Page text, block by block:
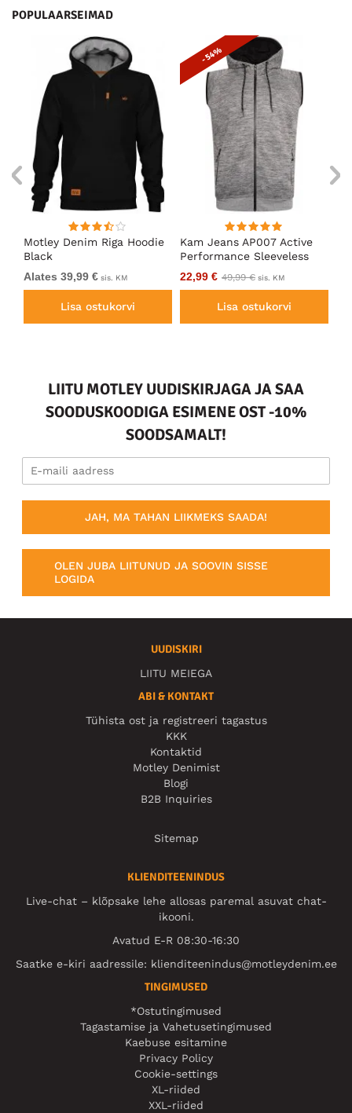
POPULAARSEIMAD
Motley Denim Riga Hoodie
Black
Alates 39,99 € sis. KM
Lisa ostukorvi
Kam Jeans AP007 Active
Performance Sleeveless
Hoody Grey
- 54%
22,99 € 49,99 € sis. KM
Lisa ostukorvi
LIITU MOTLEY UUDISKIRJAGA JA SAA
SOODUSKOODIGA ESIMENE OST -10%
SOODSAMALT!
JAH, MA TAHAN LIIKMEKS SAADA!
OLEN JUBA LIITUNUD JA SOOVIN SISSE
LOGIDA
UUDISKIRI
LIITU MEIEGA
ABI & KONTAKT
Tühista ost ja registreeri tagastus
KKK
Kontaktid
Motley Denimist
Blogi
B2B Inquiries
Sitemap
KLIENDITEENINDUS
Live-chat – klõpsake lehe allosas paremal asuvat chat-
ikooni.
Avatud E-R 08:30-16:30
Saatke e-kiri aadressile: klienditeenindus@motleydenim.ee
TINGIMUSED
*Ostutingimused
Tagastamise ja Vahetusetingimused
Kaebuse esitamine
Privacy Policy
Cookie-settings
XL-riided
XXL-riided